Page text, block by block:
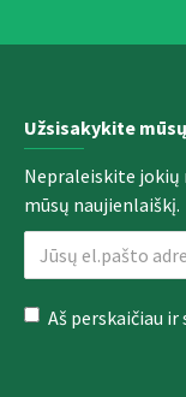
Užsisakykite
Nepraleiskite jokių
mūsų naujienlaiškį.
Aš perskaičiau ir